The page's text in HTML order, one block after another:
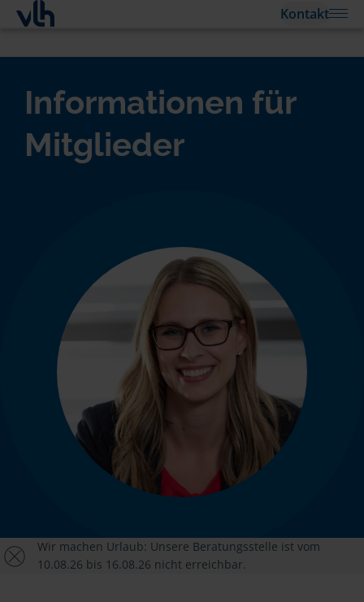
Kontakt
Informationen für
Mitglieder
Wir machen Urlaub: Unsere Beratungsstelle ist vom
10.08.26 bis 16.08.26 nicht erreichbar.